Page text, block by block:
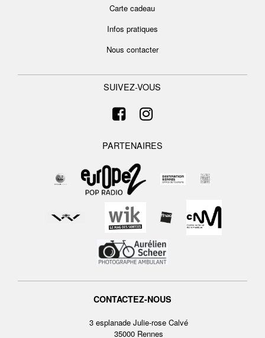
Carte cadeau
Infos pratiques
Nous contacter
SUIVEZ-VOUS
PARTENAIRES
CONTACTEZ-NOUS
3 esplanade Julie-rose Calvé
35000 Rennes